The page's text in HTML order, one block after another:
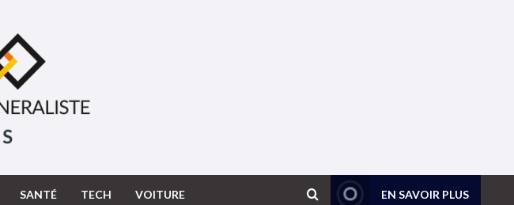
SANTÉ TECH VOITURE EN SAVOIR PLUS